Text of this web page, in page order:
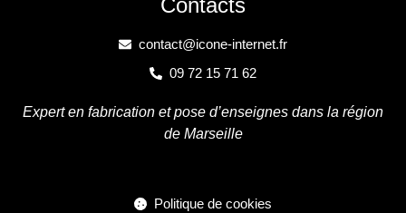
Contacts
contact@icone-internet.fr
09 72 15 71 62
Expert en fabrication et pose d’enseignes dans la région
de Marseille
Politique de cookies